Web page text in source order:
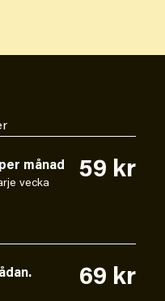
månad
vecka
59 kr
69 kr